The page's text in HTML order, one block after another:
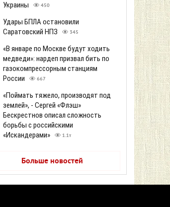
Украины
450
Удары БПЛА остановили
Саратовский НПЗ
345
«В январе по Москве будут ходить
медведи»: нардеп призвал бить по
газокомпрессорным станциям
России
667
«Поймать тяжело, производят под
землей», - Сергей «Флэш»
Бескрестнов описал сложность
борьбы с российскими
«Искандерами»
1.1т
Больше новостей